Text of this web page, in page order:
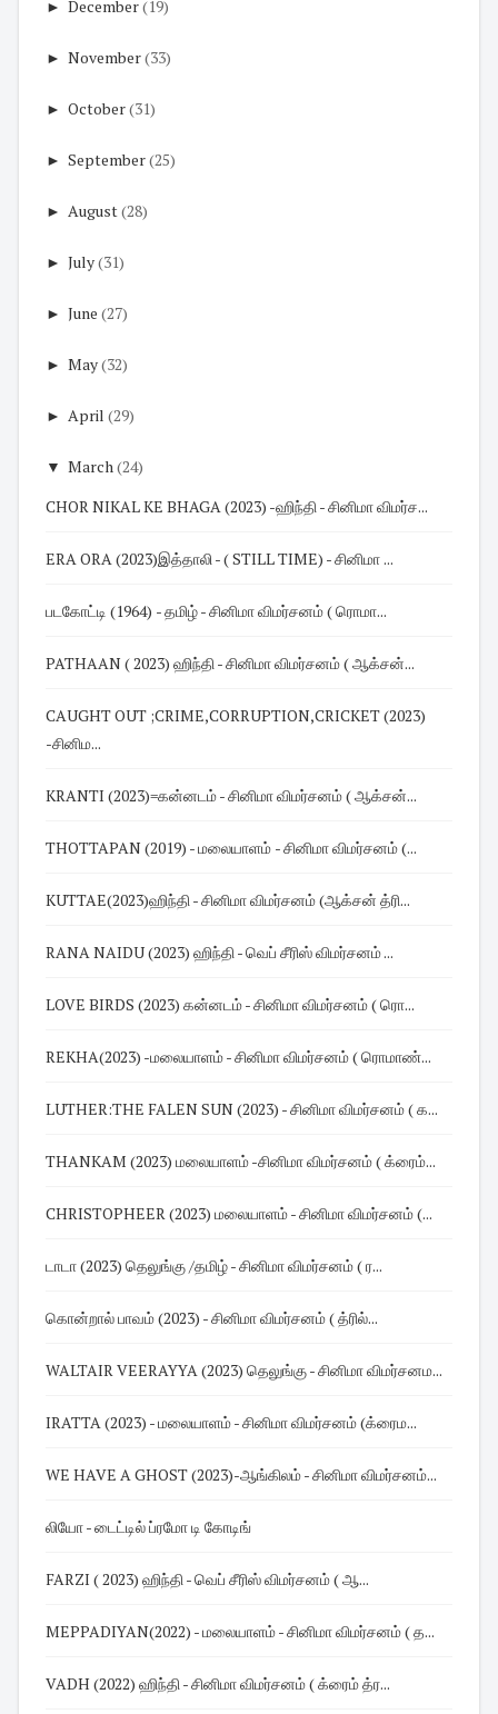
► December(19)
► November(33)
► October(31)
► September(25)
► August(28)
► July(31)
► June (27)
► May(32)
► April (29)
▼ March(24)
CHOR NIKAL KE BHAGA (2023) -ஹிந்தி - சினிமா விமர்ச...
ERA ORA (2023)இத்தாலி - ( STILL TIME) - சினிமா ...
படகோட்டி (1964) - தமிழ் - சினிமா விமர்சனம் ( ரொமா...
PATHAAN ( 2023) ஹிந்தி - சினிமா விமர்சனம் ( ஆக்சன்...
CAUGHT OUT ;CRIME,CORRUPTION,CRICKET (2023)
-சினிம...
KRANTI (2023)=கன்னடம் - சினிமா விமர்சனம் ( ஆக்சன்...
THOTTAPAN (2019) - மலையாளம் - சினிமா விமர்சனம் (...
KUTTAE(2023)ஹிந்தி - சினிமா விமர்சனம் (ஆக்சன் த்ரி...
RANA NAIDU (2023) ஹிந்தி - வெப் சீரிஸ் விமர்சனம் ...
LOVE BIRDS (2023) கன்னடம் - சினிமா விமர்சனம் ( ரொ...
REKHA(2023) -மலையாளம் - சினிமா விமர்சனம் ( ரொமாண்...
LUTHER:THE FALEN SUN (2023) - சினிமா விமர்சனம் ( க...
THANKAM (2023) மலையாளம் -சினிமா விமர்சனம் ( க்ரைம்...
CHRISTOPHEER (2023) மலையாளம் - சினிமா விமர்சனம் (...
டாடா (2023) தெலுங்கு /தமிழ் - சினிமா விமர்சனம் ( ர...
கொன்றால் பாவம் (2023) - சினிமா விமர்சனம் ( த்ரில்...
WALTAIR VEERAYYA (2023) தெலுங்கு - சினிமா விமர்சனம...
IRATTA (2023) - மலையாளம் - சினிமா விமர்சனம் (க்ரைம...
WE HAVE A GHOST (2023)-ஆங்கிலம் - சினிமா விமர்சனம்...
லியோ - டைட்டில் ப்ரமோ டி கோடிங்
FARZI ( 2023) ஹிந்தி - வெப் சீரிஸ் விமர்சனம் ( ஆ...
MEPPADIYAN(2022) - மலையாளம் - சினிமா விமர்சனம் ( த...
VADH (2022) ஹிந்தி - சினிமா விமர்சனம் ( க்ரைம் த்ர...